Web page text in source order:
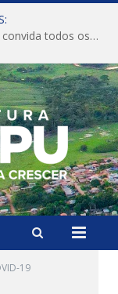
CONVITE A Prefeitura Municipal de Anapu convida todos os servidores públicos municipais para participarem da Audiência Pública de discussão da Lei de Diretrizes Orçamentárias (LDO), importante instrumento de planejamento das ações e investimentos da Administração Pública para o próximo exercício financeiro.
19